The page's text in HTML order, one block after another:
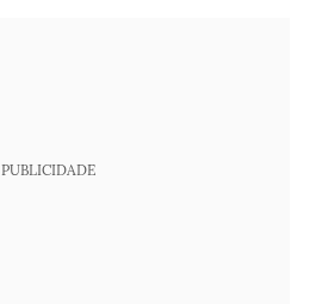
PUBLICIDADE